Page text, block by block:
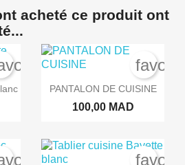
d'envies
liste
Annuler Créer une liste
pour ajouter des produits à votre liste
Annuler
acheté ce produit ont
PANTALON DE CUISINE
100,00 MAD